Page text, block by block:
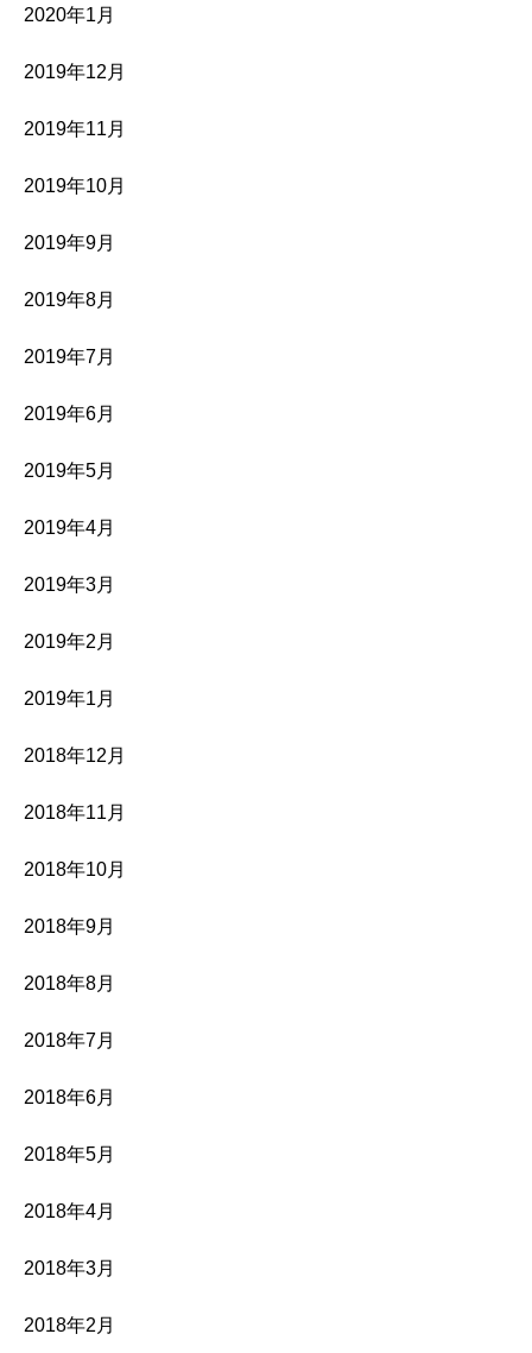
2020年1月
2019年12月
2019年11月
2019年10月
2019年9月
2019年8月
2019年7月
2019年6月
2019年5月
2019年4月
2019年3月
2019年2月
2019年1月
2018年12月
2018年11月
2018年10月
2018年9月
2018年8月
2018年7月
2018年6月
2018年5月
2018年4月
2018年3月
2018年2月